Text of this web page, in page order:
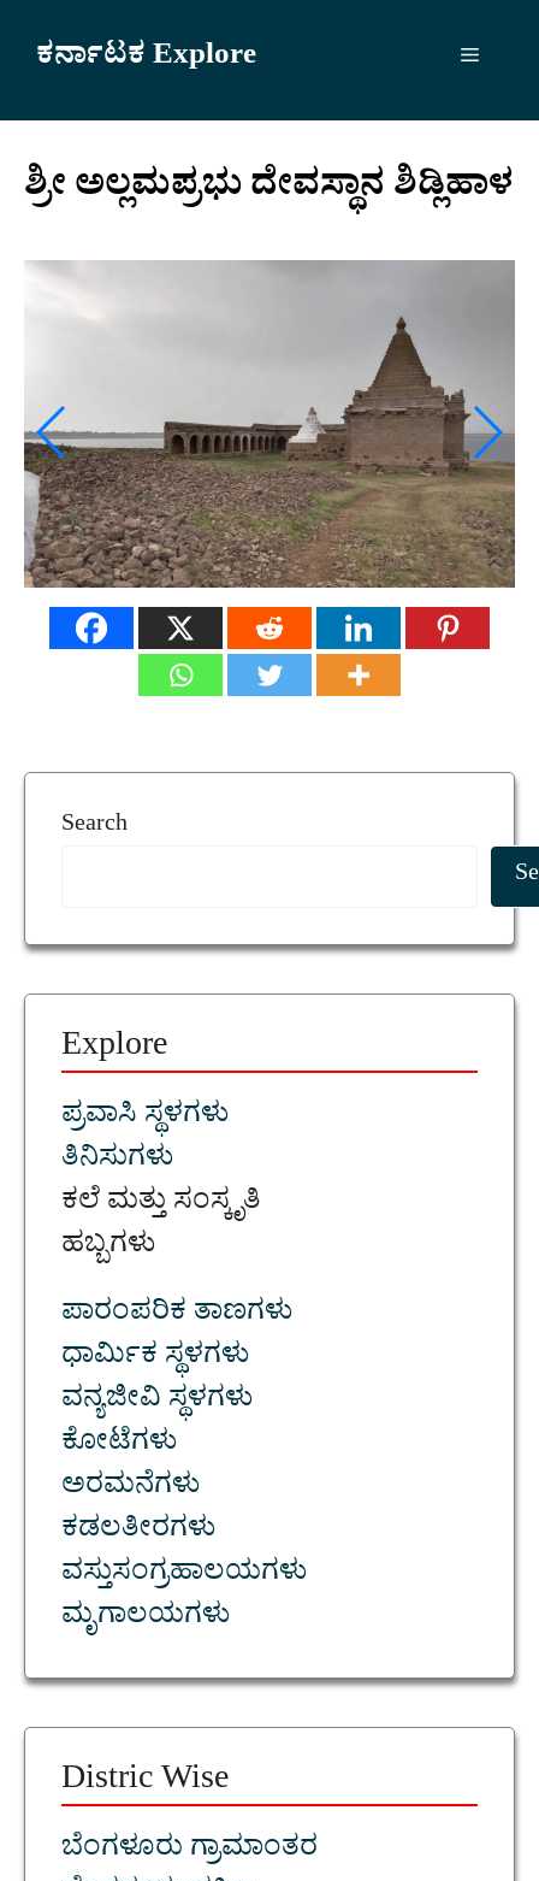
ಕರ್ನಾಟಕ Explore Menu
ಶ್ರೀ ಅಲ್ಲಮಪ್ರಭು ದೇವಸ್ಥಾನ ಶಿಡ್ಲಿಹಾಳ
Search
Explore
ಪ್ರವಾಸಿ ಸ್ಥಳಗಳು
ತಿನಿಸುಗಳು
ಕಲೆ ಮತ್ತು ಸಂಸ್ಕೃತಿ
ಹಬ್ಬಗಳು
ಪಾರಂಪರಿಕ ತಾಣಗಳು
ಧಾರ್ಮಿಕ ಸ್ಥಳಗಳು
ವನ್ಯಜೀವಿ ಸ್ಥಳಗಳು
ಕೋಟೆಗಳು
ಅರಮನೆಗಳು
ಕಡಲತೀರಗಳು
ವಸ್ತುಸಂಗ್ರಹಾಲಯಗಳು
ಮೃಗಾಲಯಗಳು
Distric Wise
ಬೆಂಗಳೂರು ಗ್ರಾಮಾಂತರ